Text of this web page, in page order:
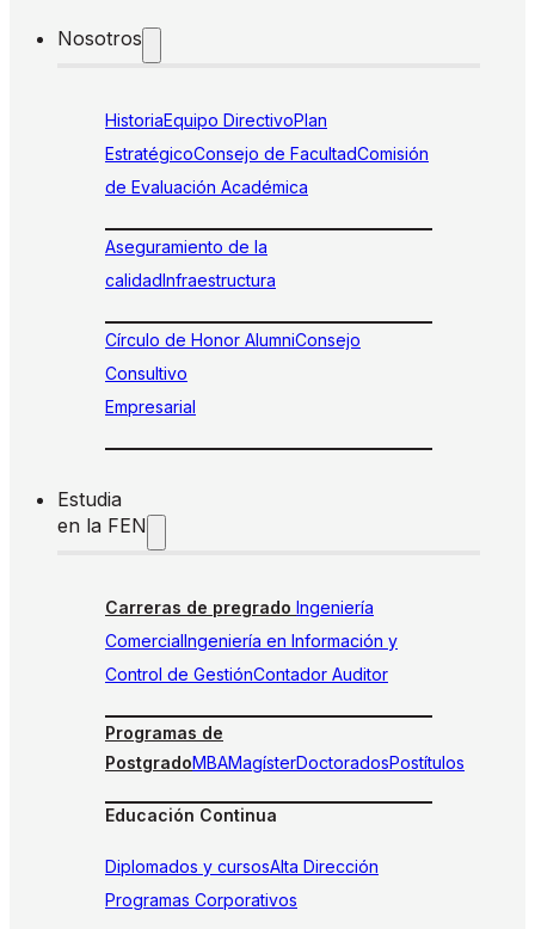
Nosotros
HistoriaEquipo DirectivoPlan
EstratégicoConsejo de FacultadComisión
de Evaluación Académica
Aseguramiento de la
calidadInfraestructura
Círculo de Honor AlumniConsejo
Consultivo
Empresarial
Estudia
en la FEN
Carreras de pregrado Ingeniería
ComercialIngeniería en Información y
Control de GestiónContador Auditor
Programas de
PostgradoMBAMagísterDoctoradosPostítulos
Educación Continua
Diplomados y cursosAlta Dirección
Programas Corporativos